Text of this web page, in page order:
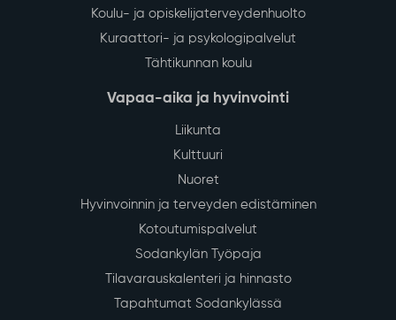
Koulu- ja opiskelijaterveydenhuolto
Kuraattori- ja psykologipalvelut
Tähtikunnan koulu
Vapaa-aika ja hyvinvointi
Liikunta
Kulttuuri
Nuoret
Hyvinvoinnin ja terveyden edistäminen
Kotoutumispalvelut
Sodankylän Työpaja
Tilavarauskalenteri ja hinnasto
Tapahtumat Sodankylässä